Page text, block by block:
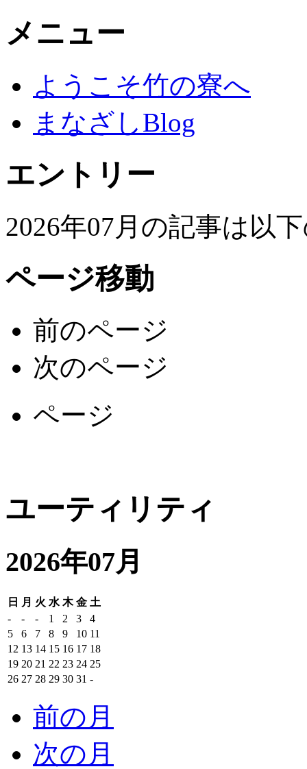
メニュー
ようこそ竹の寮へ
まなざしBlog
エントリー
2026年07月の記事は以
ページ移動
前のページ
次のページ
ページ
ユーティリティ
2026年07月
日 月 火 水 木 金 土
-
- - 1 2 3
4
5
6 7 8 9 10 11
12 13 14 15 16 17 18
19 20 21 22 23 24 25
26 27 28 29 30 31 -
前の月
次の月